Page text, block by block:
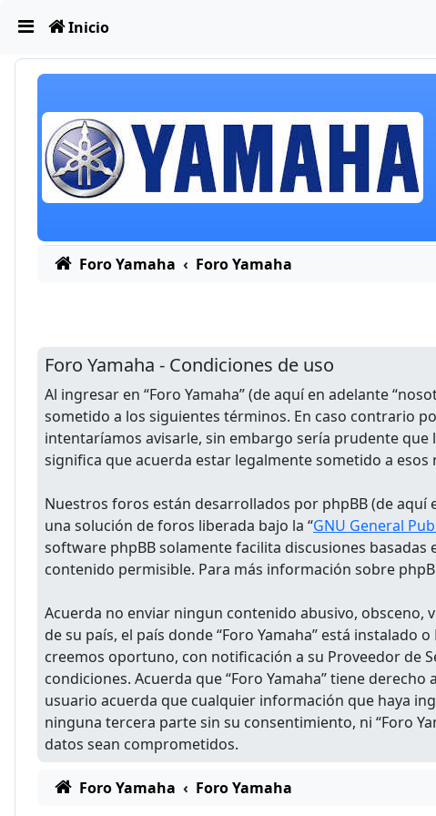
Obviar Inicio
Foro Yamaha Foro Yamaha
Foro Yamaha - Condiciones de uso
Al ingresar en “Foro Yamaha” (de aquí en adelante
sometido a los siguientes términos. En caso contrario
intentaríamos avisarle, sin embargo sería prudente que
significa que acuerda estar legalmente sometido a
Nuestros foros están desarrollados por phpBB (de aquí
una solución de foros liberada bajo la “GNU General
software phpBB solamente facilita discusiones
contenido permisible. Para más información sobre
Acuerda no enviar ningun contenido abusivo,
de su país, el país donde “Foro Yamaha” está
creemos oportuno, con notificación a su Proveedor de
condiciones. Acuerda que “Foro Yamaha” tiene
usuario acuerda que cualquier información que haya
ninguna tercera parte sin su consentimiento, ni “Foro
datos sean comprometidos.
Foro Yamaha Foro Yamaha